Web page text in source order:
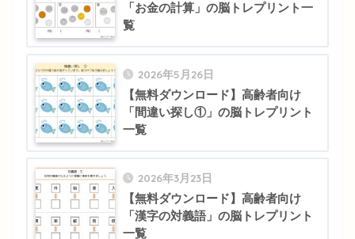
「お金の計算」の脳トレプリント一
覧
2026年5月26日
【無料ダウンロード】高齢者向け
「間違い探し①」の脳トレプリント
一覧
2026年3月23日
【無料ダウンロード】高齢者向け
「漢字の対義語」の脳トレプリント
一覧